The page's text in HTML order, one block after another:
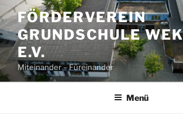
Zum
Inhalt
springen
FÖRDERVEREIN
GRUNDSCHULE
E.V.
Miteinander – Füreinander
Menü